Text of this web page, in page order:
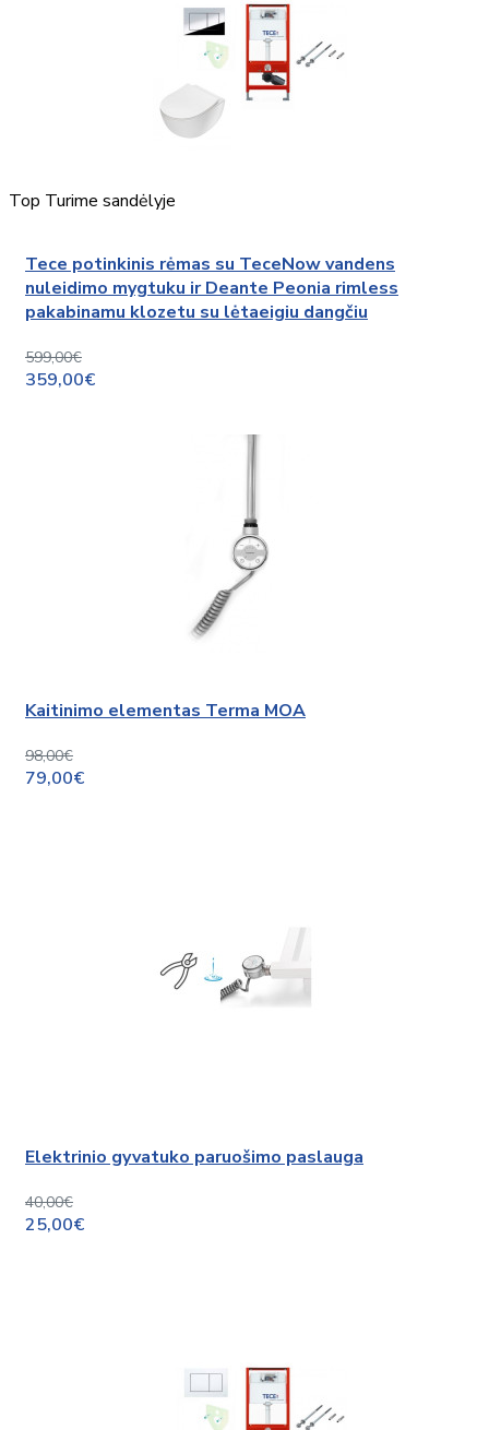
Top Turime sandėlyje
Tece potinkinis rėmas su TeceNow vandens
nuleidimo mygtuku ir Deante Peonia rimless
pakabinamu klozetu su lėtaeigiu dangčiu
599,00€
359,00€
Kaitinimo elementas Terma MOA
98,00€
79,00€
Elektrinio gyvatuko paruošimo paslauga
40,00€
25,00€